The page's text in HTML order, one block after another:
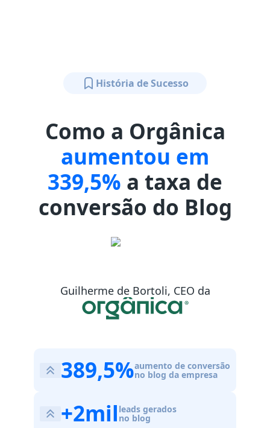
História de Sucesso
Como a Orgânica
aumentou em
339,5% a taxa de
conversão do Blog
Guilherme de Bortoli, CEO da
389,5%aumento de conversão
no blog da empresa
+2mil leads gerados
no blog